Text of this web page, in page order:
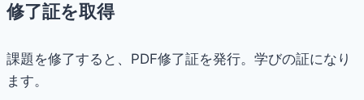
修了証を取得
課題を修了すると、PDF修了証を発行。学びの証になり
ます。